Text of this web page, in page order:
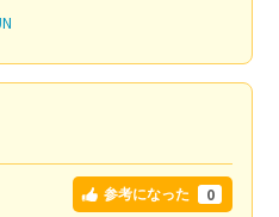
参考になった 0